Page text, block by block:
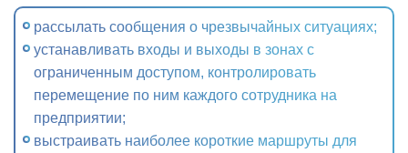
рассылать сообщения о чрезвычайных ситуациях;
устанавливать входы и выходы в зонах с
ограниченным доступом, контролировать
перемещение по ним каждого сотрудника на
предприятии;
выстраивать наиболее короткие маршруты для